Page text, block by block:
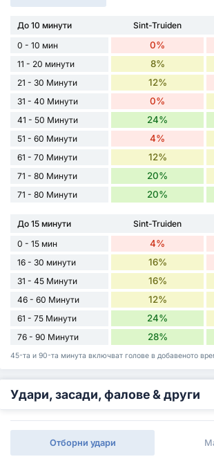
До 10 минути Sint-Truiden
0 - 10 мин
0%
11 - 20 минути 8%
21 - 30 Минути 12%
31 - 40 Минути 0%
41 - 50 Минути 24%
51 - 60 Минути 4%
61 - 70 Минути 12%
71 - 80 Минути 20%
71 - 80 Минути 20%
До 15 минути Sint-Truiden
0 - 15 мин
4%
16 - 30 минути 16%
31 - 45 Минути 16%
46 - 60 Минути 12%
61 - 75 Минути 24%
76 - 90 Минути 28%
45-та и 90-та минута включват голове в добавеното
Удари, засади, фалове & други
Отборни удари